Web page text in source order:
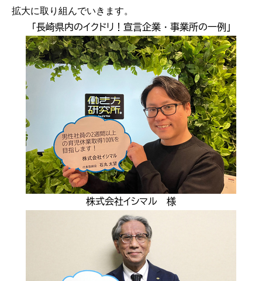
拡大に取り組んでいきます。
「長崎県内のイクドリ！宣言企業・事業所の一例」
株式会社イシマル 様